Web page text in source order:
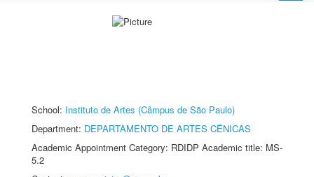
School: Instituto de Artes (Câmpus de São Paulo)
Department: DEPARTAMENTO DE ARTES CÊNICAS
Academic Appointment Category: RDIDP Academic title: MS-
5.2